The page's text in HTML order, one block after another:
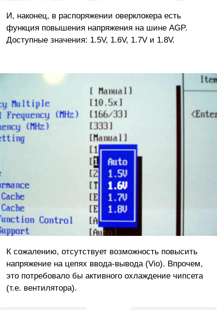
И, наконец, в распоряжении оверклокера есть
функция повышения напряжения на шине AGP.
Доступные значения: 1.5V, 1.6V, 1.7V и 1.8V.
К сожалению, отсутствует возможность повысить
напряжение на цепях ввода-вывода (Vio). Впрочем,
это потребовало бы активного охлаждение чипсета
(т.е. вентилятора).